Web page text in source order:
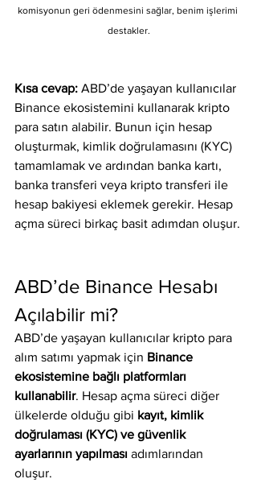
komisyonun geri ödenmesini sağlar, benim işlerimi
destakler.
Kısa cevap: ABD’de yaşayan kullanıcılar
Binance ekosistemini kullanarak kripto
para satın alabilir. Bunun için hesap
oluşturmak, kimlik doğrulamasını (KYC)
tamamlamak ve ardından banka kartı,
banka transferi veya kripto transferi ile
hesap bakiyesi eklemek gerekir. Hesap
açma süreci birkaç basit adımdan oluşur.
ABD’de Binance Hesabı
Açılabilir mi?
ABD’de yaşayan kullanıcılar kripto para
alım satımı yapmak için Binance
ekosistemine bağlı platformları
kullanabilir. Hesap açma süreci diğer
ülkelerde olduğu gibi kayıt, kimlik
doğrulaması (KYC) ve güvenlik
ayarlarının yapılması adımlarından
oluşur.